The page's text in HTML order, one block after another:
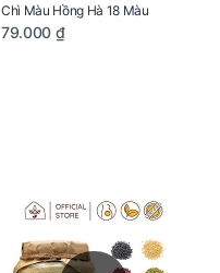
Chì Màu Hồng Hà 18 Màu
79.000 ₫